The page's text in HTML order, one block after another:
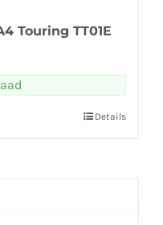
Touring TT01E
Details